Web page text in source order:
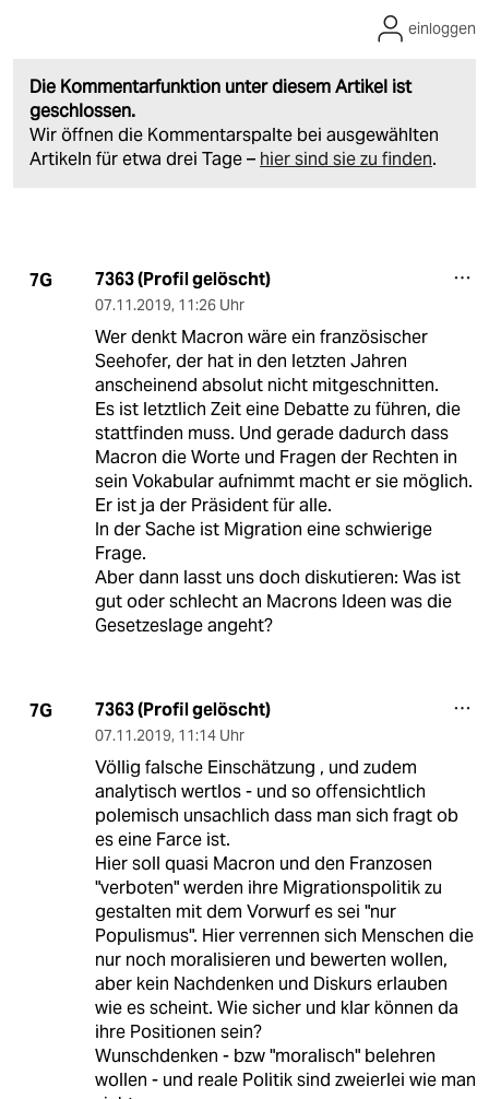
Die Kommentarfunktion unter diesem Artikel ist
geschlossen.
Wir öffnen die Kommentarspalte bei ausgewählten
Artikeln für etwa drei Tage – hier sind sie zu finden.
einloggen
7G 7363 (Profil gelöscht)
07.11.2019, 11:26 Uhr
Wer denkt Macron wäre ein französischer
Seehofer, der hat in den letzten Jahren
anscheinend absolut nicht mitgeschnitten.
Es ist letztlich Zeit eine Debatte zu führen, die
stattfinden muss. Und gerade dadurch dass
Macron die Worte und Fragen der Rechten in
sein Vokabular aufnimmt macht er sie möglich.
Er ist ja der Präsident für alle.
In der Sache ist Migration eine schwierige
Frage.
Aber dann lasst uns doch diskutieren: Was ist
gut oder schlecht an Macrons Ideen was die
Gesetzeslage angeht?
7G 7363 (Profil gelöscht)
07.11.2019, 11:14 Uhr
Völlig falsche Einschätzung , und zudem
analytisch wertlos - und so offensichtlich
polemisch unsachlich dass man sich fragt ob
es eine Farce ist.
Hier soll quasi Macron und den Franzosen
"verboten" werden ihre Migrationspolitik zu
gestalten mit dem Vorwurf es sei "nur
Populismus". Hier verrennen sich Menschen die
nur noch moralisieren und bewerten wollen,
aber kein Nachdenken und Diskurs erlauben
wie es scheint. Wie sicher und klar können da
ihre Positionen sein?
Wunschdenken - bzw "moralisch" belehren
wollen - und reale Politik sind zweierlei wie man